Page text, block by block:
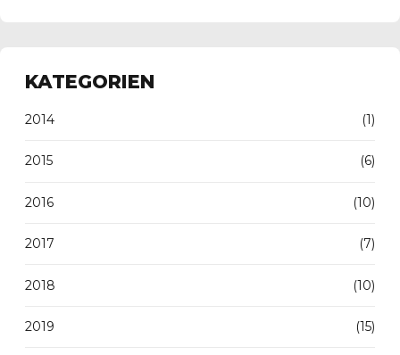
KATEGORIEN
2014 (1)
2015 (6)
2016 (10)
2017 (7)
2018 (10)
2019 (15)